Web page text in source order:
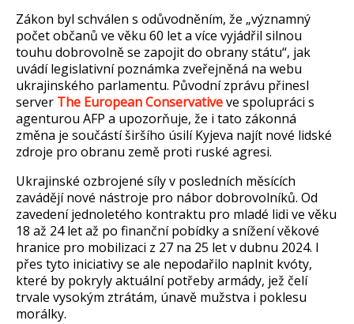
Zákon byl schválen s odůvodněním, že „významný
počet občanů ve věku 60 let a více vyjádřil silnou
touhu dobrovolně se zapojit do obrany státu“, jak
uvádí legislativní poznámka zveřejněná na webu
ukrajinského parlamentu. Původní zprávu přinesl
server The European Conservativeve spolupráci s
agenturou AFP a upozorňuje, že i tato zákonná
změna je součástíširšího úsilí Kyjeva najít nové lidské
zdroje pro obranu země proti ruské agresi.
Ukrajinské ozbrojené síly v posledních měsících
zavádějí nové nástroje pro nábor dobrovolníků. Od
zavedení jednoletého kontraktu pro mladé lidi ve věku
18 až 24 let až po finanční pobídky a snížení věkové
hranice pro mobilizaci z 27 na 25 let v dubnu 2024. I
přes tyto iniciativy se ale nepodařilo naplnit kvóty,
které by pokryly aktuální potřeby armády, jež čelí
trvale vysokým ztrátám, únavě mužstva i poklesu
morálky.